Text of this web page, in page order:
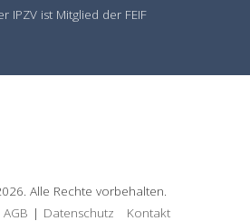
IPZV ist Mitglied der FEIF
Alle Rechte vorbehalten.
AGB | Datenschutz Kontakt